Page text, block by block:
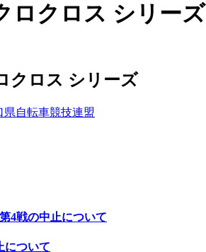
ロクロス シリーズ
クロス シリーズ
県自転車競技連盟
4戦の中止について
について